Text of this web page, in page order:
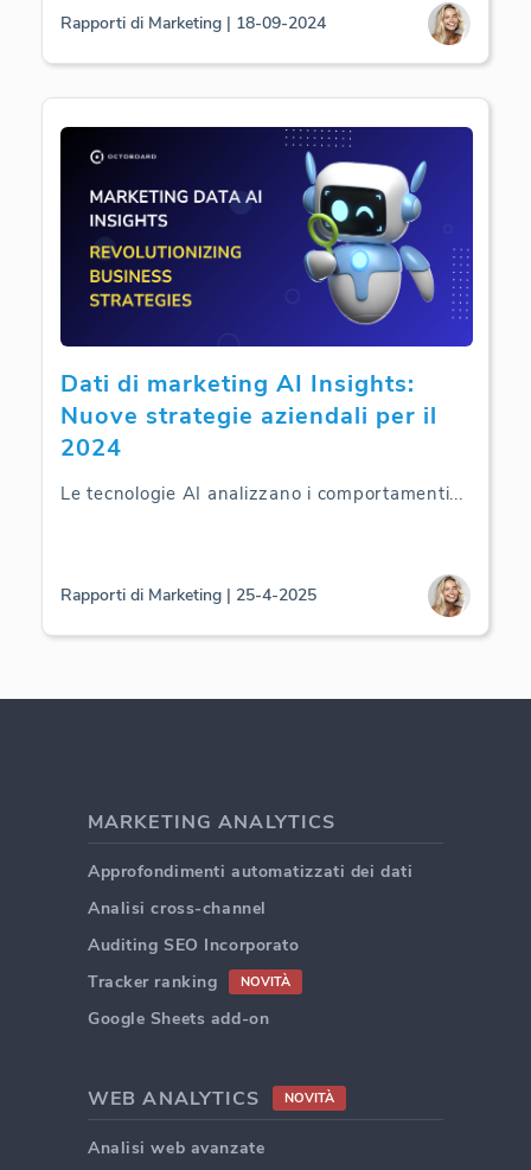
Rapporti di Marketing | 18-09-2024
Dati di marketing AI Insights:
Nuove strategie aziendali per il
2024
Le tecnologie AI analizzano i comportamenti...
Rapporti di Marketing | 25-4-2025
MARKETING ANALYTICS
Approfondimenti automatizzati dei dati
Analisi cross-channel
Auditing SEO Incorporato
Tracker ranking
NOVITÀ
Google Sheets add-on
WEB ANALYTICS NOVITÀ
Analisi web avanzate